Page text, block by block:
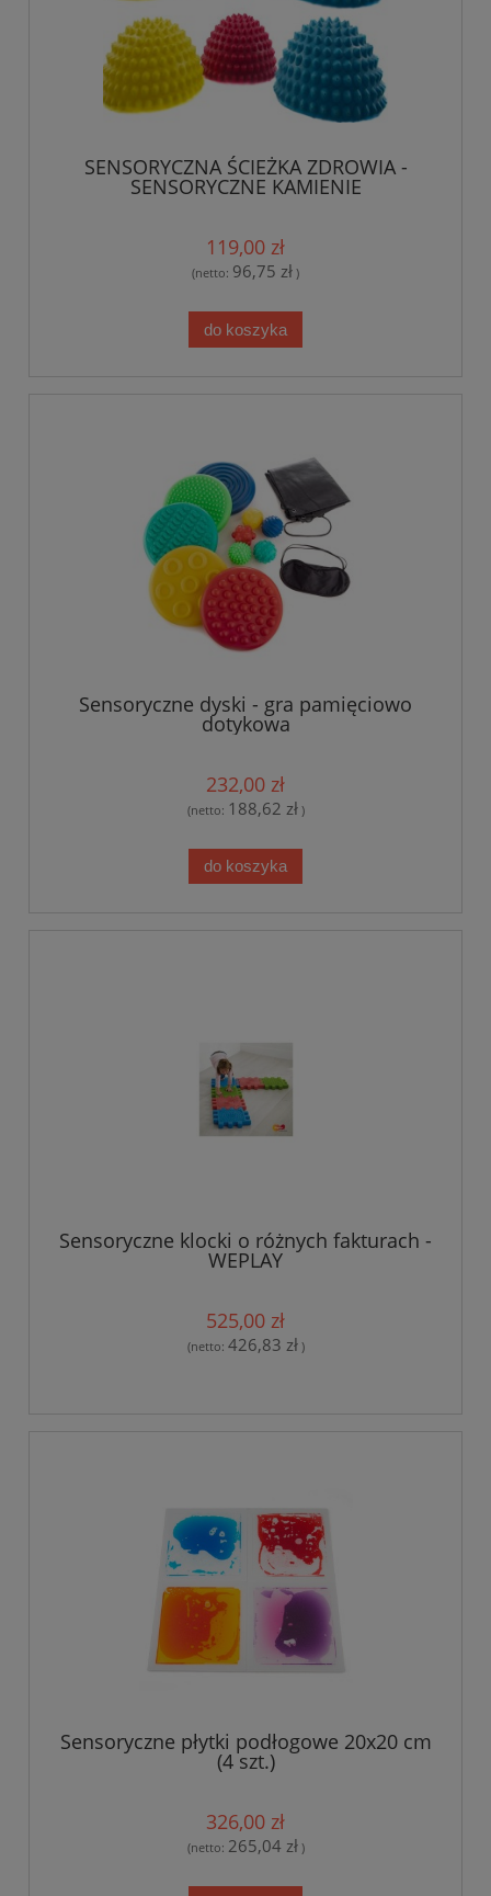
SENSORYCZNA ŚCIEŻKA ZDROWIA -
SENSORYCZNE KAMIENIE
119,00 zł
(netto: 96,75 zł )
do koszyka
Sensoryczne dyski - gra pamięciowo
dotykowa
232,00 zł
(netto: 188,62 zł)
do koszyka
Sensoryczne klocki o różnych fakturach -
WEPLAY
525,00 zł
(netto: 426,83 zł)
Sensoryczne płytki podłogowe 20x20 cm
(4 szt.)
326,00 zł
(netto: 265,04 zł)